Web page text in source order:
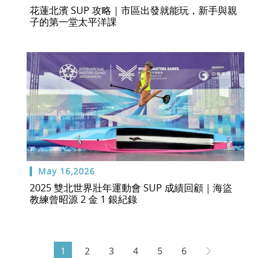
花蓮北濱 SUP 攻略｜市區出發就能玩，新手與親
子的第一堂太平洋課
May 16,2026
2025 雙北世界壯年運動會 SUP 成績回顧｜海盜
教練曾昭源 2 金 1 銀紀錄
1 2 3 4 5 6